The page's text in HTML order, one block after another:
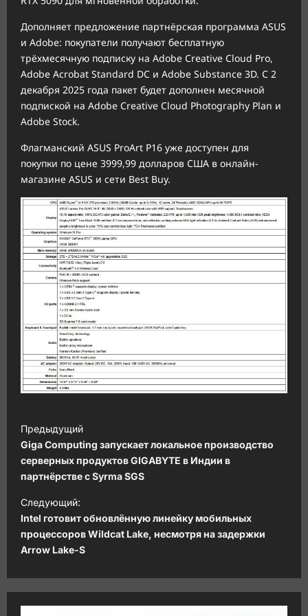
Дополняет предложение партнёрская программа ASUS
и Adobe: покупатели получают бесплатную
трёхмесячную подписку на Adobe Creative Cloud Pro,
Adobe Acrobat Standard DC и Adobe Substance 3D. С 2
декабря 2025 года пакет будет дополнен месячной
подпиской на Adobe Creative Cloud Photography Plan и
Adobe Stock.
Флагманский ASUS ProArt P16 уже доступен для
покупки по цене 3999,99 долларов США в онлайн-
магазине ASUS и сети Best Buy.
Н
а
в
и
г
а
ц
я
Предыдущий
Giga Computing запускает локальное производство
серверных продуктов GIGABYTE в Индии в
партнёрстве с Syrma SGS
Следующий:
Intel готовит обновлённую линейку мобильных
процессоров Wildcat Lake, несмотря на задержки
Arrow Lake-S